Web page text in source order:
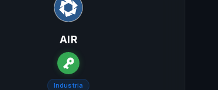
AIR
Industria